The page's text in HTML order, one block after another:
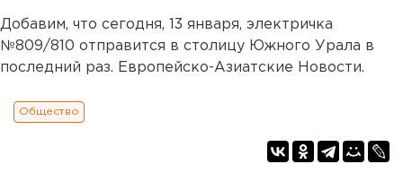
Добавим, что сегодня, 13 января, электричка
№809/810 отправится в столицу Южного Урала в
последний раз. Европейско-Азиатские Новости.
Общество